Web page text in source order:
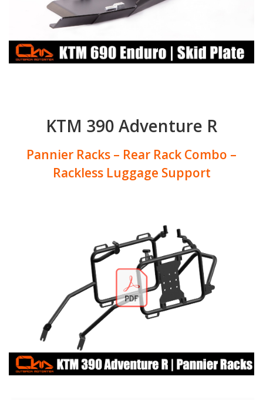
KTM 390 Adventure R
Pannier Racks – Rear Rack Combo –
Rackless Luggage Support